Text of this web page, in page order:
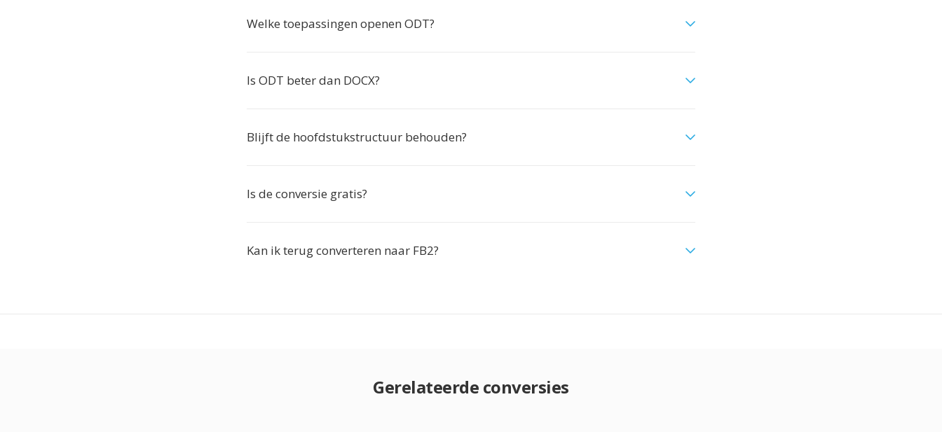
Welke toepassingen openen ODT?
Is ODT beter dan DOCX?
Blijft de hoofdstukstructuur behouden?
Is de conversie gratis?
Kan ik terug converteren naar FB2?
Gerelateerde conversies